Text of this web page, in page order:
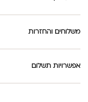
משלוחים והחזרות
אפשרויות תשלום